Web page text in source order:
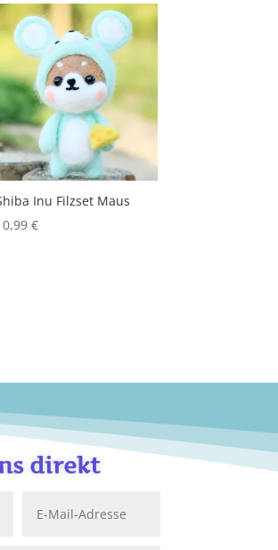
Inu Filzset Maus
€
direkt